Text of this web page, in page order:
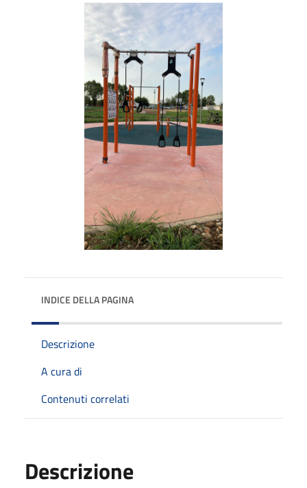
INDICE DELLA PAGINA
Descrizione
A cura di
Contenuti correlati
Descrizione